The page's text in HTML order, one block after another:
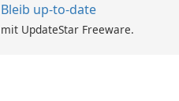
Bleib up-to-date
mit UpdateStar Freeware.